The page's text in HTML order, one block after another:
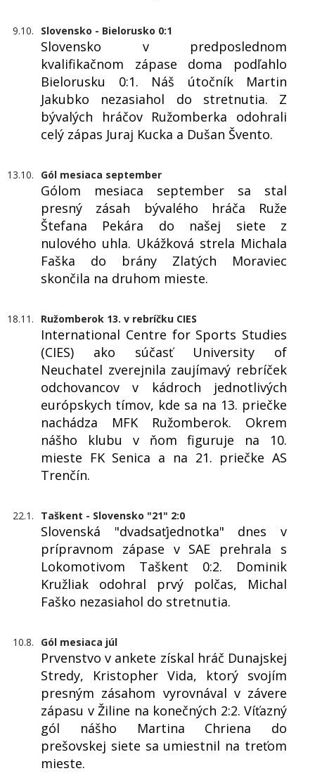
9.10. Slovensko - Bielorusko 0:1
Slovensko v predposlednom
kvalifikačnom zápase doma podľahlo
Bielorusku 0:1. Náš útočník Martin
Jakubko nezasiahol do stretnutia. Z
bývalých hráčov Ružomberka odohrali
celý zápas Juraj Kucka a Dušan Švento.
13.10. Gól mesiaca september
Gólom mesiaca september sa stal
presný zásah bývalého hráča Ruže
Štefana Pekára do našej siete z
nulového uhla. Ukážková strela Michala
Faška do brány Zlatých Moraviec
skončila na druhom mieste.
18.11. Ružomberok 13. v rebríčku CIES
International Centre for Sports Studies
(CIES) ako súčasť University of
Neuchatel zverejnila zaujímavý rebríček
odchovancov v kádroch jednotlivých
európskych tímov, kde sa na 13. priečke
nachádza MFK Ružomberok. Okrem
nášho klubu v ňom figuruje na 10.
mieste FK Senica a na 21. priečke AS
Trenčín.
22.1. Taškent - Slovensko "21" 2:0
Slovenská "dvadsaťjednotka" dnes v
prípravnom zápase v SAE prehrala s
Lokomotivom Taškent 0:2. Dominik
Kružliak odohral prvý polčas, Michal
Faško nezasiahol do stretnutia.
10.8. Gól mesiaca júl
Prvenstvo v ankete získal hráč Dunajskej
Stredy, Kristopher Vida, ktorý svojím
presným zásahom vyrovnával v závere
zápasu v Žiline na konečných 2:2. Víťazný
gól nášho Martina Chriena do
prešovskej siete sa umiestnil na treťom
mieste.